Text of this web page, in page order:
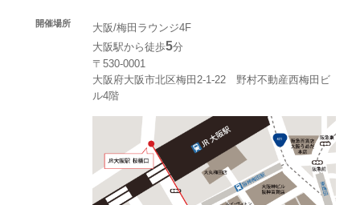
開催場所
大阪/梅田ラウンジ4F
大阪駅から徒歩5分
〒530-0001
大阪府大阪市北区梅田2-1-22 野村不動産西梅田ビ
ル4階